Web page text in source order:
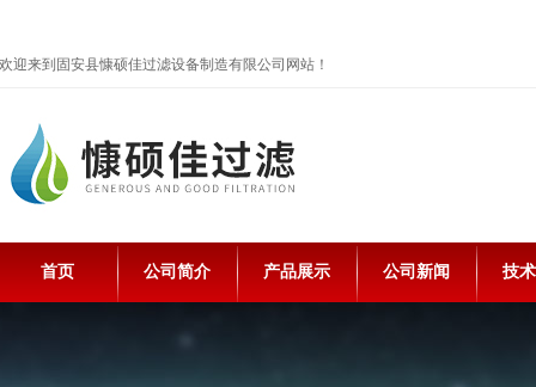
欢迎来到固安县慷硕佳过滤设备制造有限公司网站！
首页 公司简介 产品展示 公司新闻 技